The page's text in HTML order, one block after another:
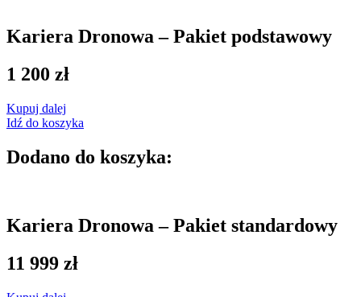
Kariera Dronowa – Pakiet podstawowy
1 200 zł
Kupuj dalej
Idź do koszyka
Dodano do koszyka:
Kariera Dronowa – Pakiet standardowy
11 999 zł